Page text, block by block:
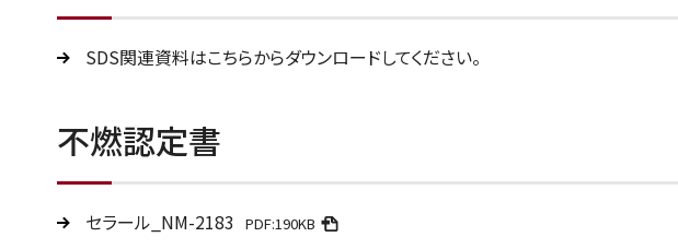
SDS関連資料はこちらからダウンロードしてください。
不燃認定書
セラール_NM-2183 PDF:190KB